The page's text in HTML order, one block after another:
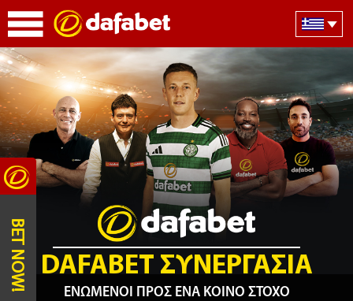
DAFABET ΣΥΝΕΡΓΑΣΙΑ
ΕΝΩΜΕΝΟΙ ΠΡΟΣ ΕΝΑ ΚΟΙΝΟ ΣΤΟΧΟ
BET NOW!